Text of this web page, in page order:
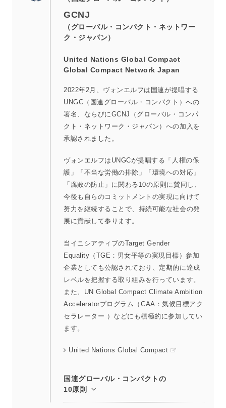
GCNJ
（グローバル・コンパクト・ネットワー
ク・ジャパン）
United Nations Global Compact
Global Compact Network Japan
2022年2月、ヴォンエルフは国連が提唱する
UNGC（国連グローバル・コンパクト）への
署名、ならびにGCNJ（グローバル・コンパ
クト・ネットワーク・ジャパン）への加入を
承認されました。
ヴォンエルフはUNGCが提唱する「人権の保
護」「不当な労働の排除」「環境への対応」
「腐敗の防止」に関わる10の原則に賛同し、
今後も自らのコミットメントの実現に向けて
努力を継続することで、持続可能な社会の発
展に貢献して参ります。
当イニシアティブのTarget Gender
Equality（TGE：男女平等の実現目標）参加
企業としても公認されており、定期的に達成
レベルを把握する取り組みを行っています。
また、UN Global Compact Climate Ambition
Acceleratorプログラム（CAA：気候目標アク
セラレーター ）などにも積極的に参加してい
ます。
United Nations Global Compact
国連グローバル・コンパクトの
10原則